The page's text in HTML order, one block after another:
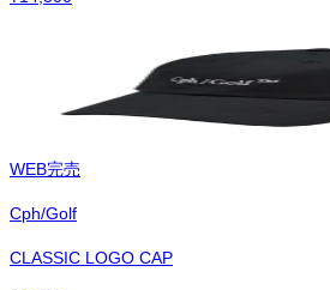
WEB完売
Cph/Golf
CLASSIC LOGO CAP